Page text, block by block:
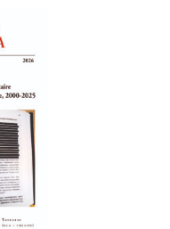
ancien